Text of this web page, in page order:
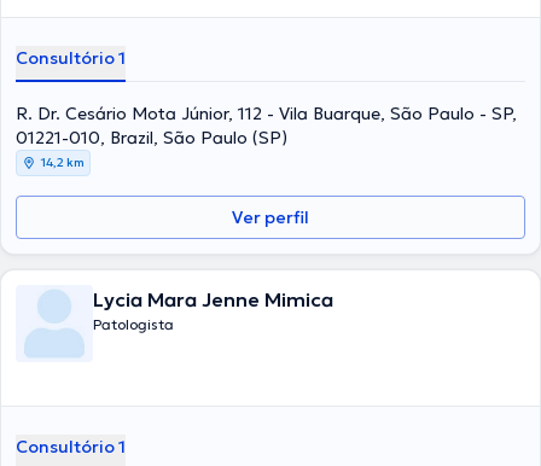
Consultório 1
R. Dr. Cesário Mota Júnior, 112 - Vila Buarque, São Paulo - SP,
01221-010, Brazil, São Paulo (SP)
14,2 km
Ver perfil
Lycia Mara Jenne Mimica
Patologista
Consultório 1